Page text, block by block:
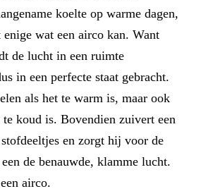
koelte op warme dagen,
wat een airco kan. Want
de lucht in een ruimte
in een perfecte staat gebracht.
als het te warm is, maar ook
koud is. Bovendien zuivert een
en zorgt hij voor de
de benauwde, klamme lucht.
airco.